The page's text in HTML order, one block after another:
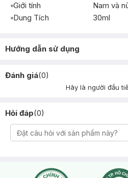
Giới tính
Nam và
Dung Tích
30ml
Hướng dẫn sử dụng
Đánh giá(0)
Hãy là người đầu
Hỏi đáp(0)